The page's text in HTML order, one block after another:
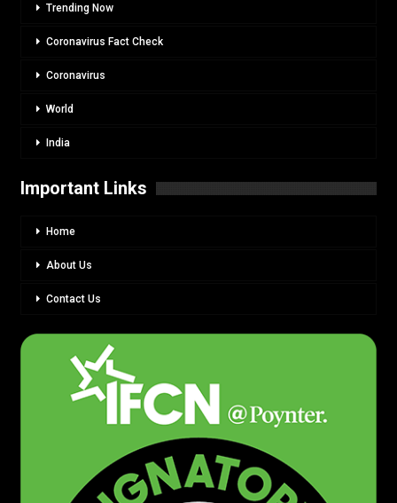
Trending Now
Coronavirus Fact Check
Coronavirus
World
India
Important Links
Home
About Us
Contact Us